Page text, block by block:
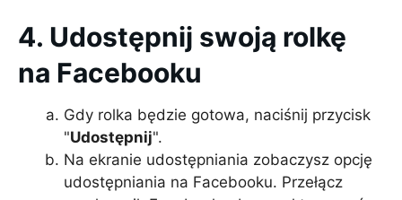
4. Udostępnij swoją rolkę
na Facebooku
Gdy rolka będzie gotowa, naciśnij przycisk
"Udostępnij".
Na ekranie udostępniania zobaczysz opcję
udostępniania na Facebooku. Przełącz